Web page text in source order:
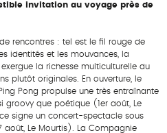
invitation au voyage près de
rencontres : tel est le fil rouge de
identités et les mouvances, la
la richesse multiculturelle du
plutôt originales. En ouverture, le
Pong propulse une très entraînante
groovy que poétique (1er août, Le
signe un concert-spectacle sous
août, Le Mourtis). La Compagnie